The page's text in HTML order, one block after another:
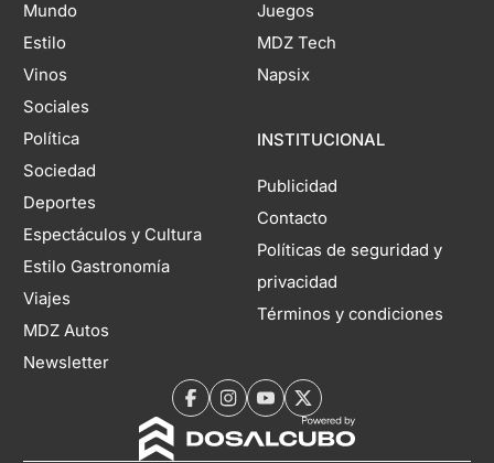
Mundo
Estilo
Vinos
Sociales
Política
Sociedad
Deportes
Espectáculos y Cultura
Estilo Gastronomía
Viajes
MDZ Autos
Newsletter
Juegos
MDZ Tech
Napsix
INSTITUCIONAL
Publicidad
Contacto
Políticas de seguridad y
privacidad
Términos y condiciones